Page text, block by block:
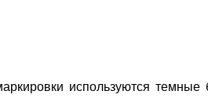
используются